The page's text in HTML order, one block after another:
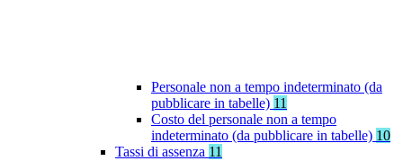
Personale non a tempo indeterminato (da
pubblicare in tabelle) 11
Costo del personale non a tempo
indeterminato (da pubblicare in tabelle) 10
Tassi di assenza 11